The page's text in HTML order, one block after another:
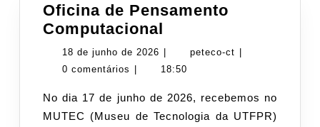
Oficina de Pensamento
Computacional
de
Pensamento
18 de junho de 2026 18
de
de
2026
peteco-ct peteco-
0 comentários
18:50
No dia 17 de junho de 2026, recebemos no
MUTEC (Museu de Tecnologia da UTFPR)